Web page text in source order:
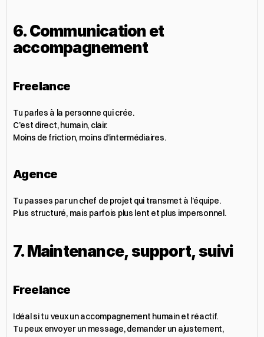
6. Communication et
accompagnement
Freelance
Tu parles à la personne qui crée.
C’est direct, humain, clair.
Moins de friction, moins d’intermédiaires.
Agence
Tu passes par un chef de projet qui transmet à l’équipe.
Plus structuré, mais parfois plus lent et plus impersonnel.
7. Maintenance, support, suivi
Freelance
Idéal si tu veux un accompagnement humain et réactif.
Tu peux envoyer un message, demander un ajustement,